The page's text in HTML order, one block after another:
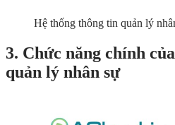
Hệ thống thông tin quản lý
3. Chức năng chính
quản lý nhân sự